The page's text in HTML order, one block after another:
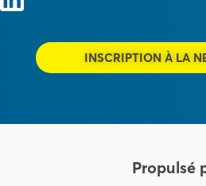
INSCRIPTION À LA
Propulsé